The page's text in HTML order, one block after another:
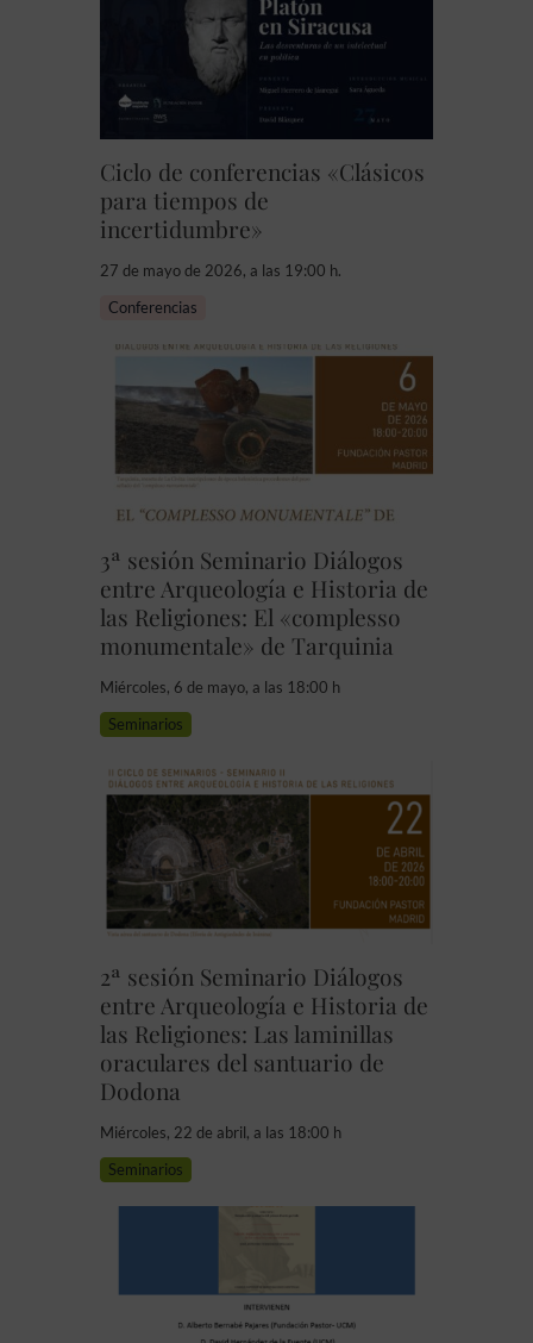
Ciclo de conferencias «Clásicos
para tiempos de
incertidumbre»
27 de mayo de 2026, a las 19:00 h.
Conferencias
3ª sesión Seminario Diálogos
entre Arqueología e Historia de
las Religiones: El «complesso
monumentale» de Tarquinia
Miércoles, 6 de mayo, a las 18:00 h
Seminarios
2ª sesión Seminario Diálogos
entre Arqueología e Historia de
las Religiones: Las laminillas
oraculares del santuario de
Dodona
Miércoles, 22 de abril, a las 18:00 h
Seminarios